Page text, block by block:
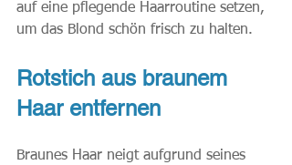
auf eine pflegende Haarroutine setzen,
um das Blond schön frisch zu halten.
Rotstich aus braunem
Haar entfernen
Braunes Haar neigt aufgrund seines